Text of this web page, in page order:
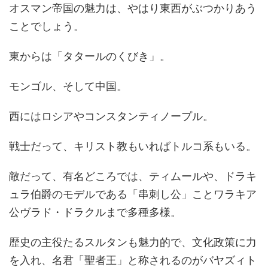
オスマン帝国の魅力は、やはり東西がぶつかりあう
ことでしょう。
東からは「タタールのくびき」。
モンゴル、そして中国。
西にはロシアやコンスタンティノープル。
戦士だって、キリスト教もいればトルコ系もいる。
敵だって、有名どころでは、ティムールや、ドラキ
ュラ伯爵のモデルである「串刺し公」ことワラキア
公ヴラド・ドラクルまで多種多様。
歴史の主役たるスルタンも魅力的で、文化政策に力
を入れ、名君「聖者王」と称されるのがバヤズィト